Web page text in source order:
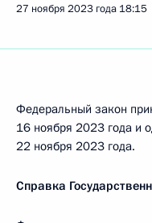
27 ноября 2023 года 18:15
Федеральный закон
16 ноября 2023 года и
22 ноября 2023 года.
Справка